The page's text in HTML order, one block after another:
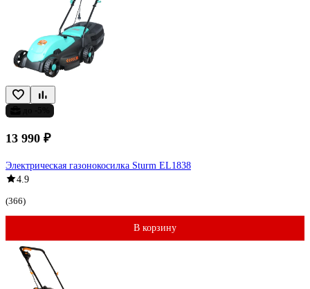
13 990 ₽
Электрическая газонокосилка Sturm EL1838
4.9
(366)
В корзину